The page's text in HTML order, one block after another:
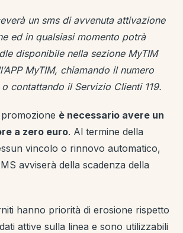
un sms di avvenuta attivazione
ed in qualsiasi momento potrà
disponibile nella sezione MyTIM
MyTIM, chiamando il numero
contattando il Servizio Clienti 119.
è necessario avere un
a zero euro. Al termine della
vincolo o rinnovo automatico,
avviserà della scadenza della
hanno priorità di erosione rispetto
attive sulla linea e sono utilizzabili